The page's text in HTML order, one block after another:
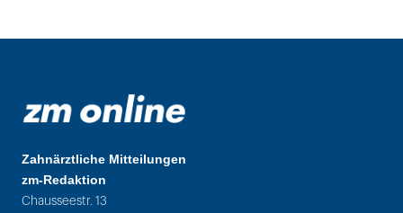
Zahnärztliche Mitteilungen
zm-Redaktion
Chausseestr. 13